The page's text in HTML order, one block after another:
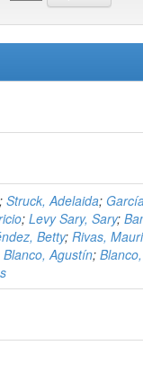
; Struck, Adelaida;
; Levy Sary, Sary;
Betty; Rivas,
Blanco, Agustín;